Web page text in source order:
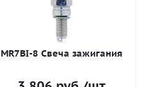
MR7BI-8 Свеча зажигания